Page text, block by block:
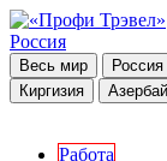
Россия
Весь мир Россия
Киргизия
Работа